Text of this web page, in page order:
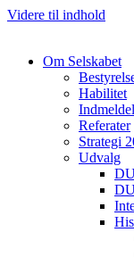
Videre til indhold
Om Selskabet
Habilitet
Referater
Strategi
Udvalg